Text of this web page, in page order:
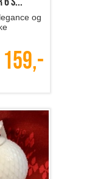
og
159,-